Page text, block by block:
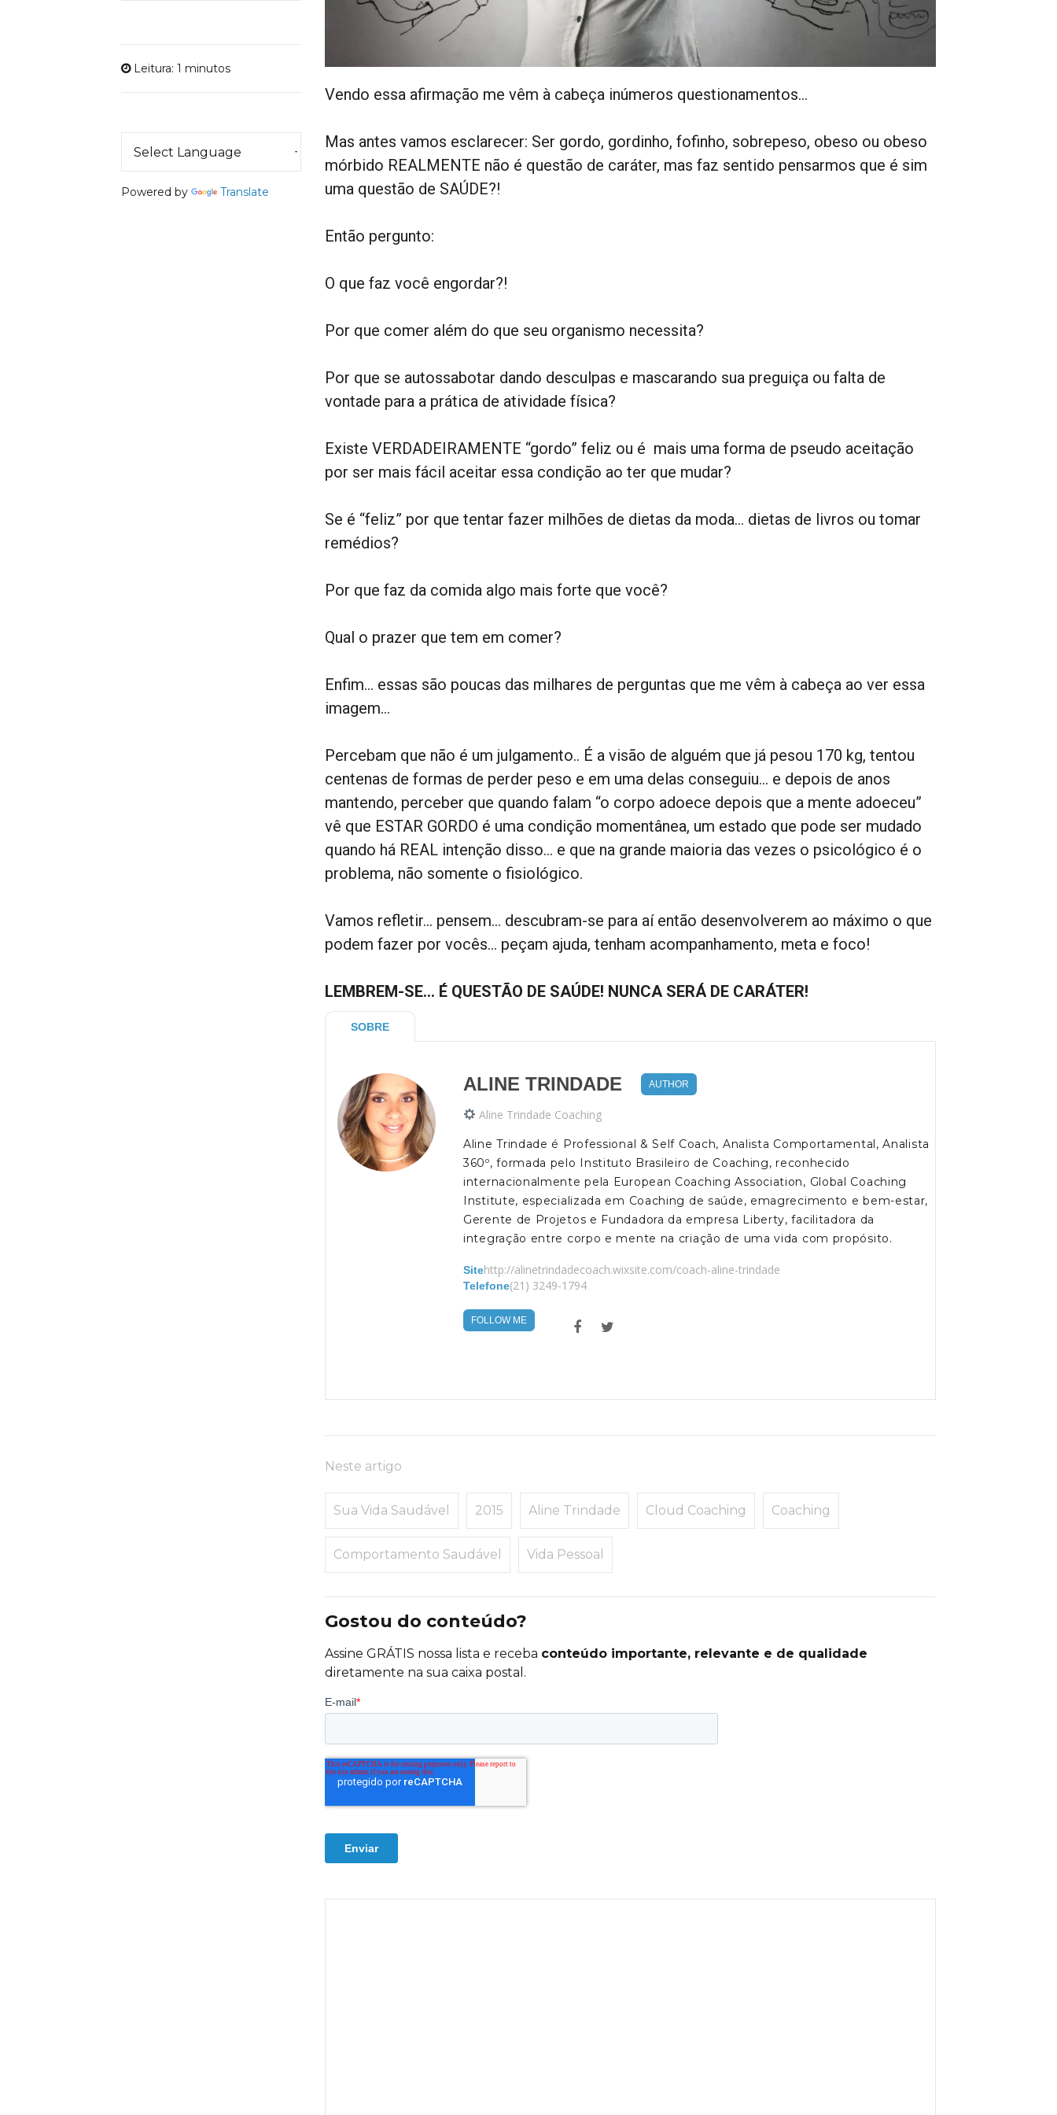
Leitura: 1 minutos
Powered by Translate
Vendo essa afirmação me vêm à cabeça inúmeros questionamentos…
Mas antes vamos esclarecer: Ser gordo, gordinho, fofinho, sobrepeso, obeso ou obeso
mórbido REALMENTE não é questão de caráter, mas faz sentido pensarmos que é sim
uma questão de SAÚDE?!
Então pergunto:
O que faz você engordar?!
Por que comer além do que seu organismo necessita?
Por que se autossabotar dando desculpas e mascarando sua preguiça ou falta de
vontade para a prática de atividade física?
Existe VERDADEIRAMENTE “gordo” feliz ou é mais uma forma de pseudo aceitação
por ser mais fácil aceitar essa condição ao ter que mudar?
Se é “feliz” por que tentar fazer milhões de dietas da moda… dietas de livros ou tomar
remédios?
Por que faz da comida algo mais forte que você?
Qual o prazer que tem em comer?
Enfim… essas são poucas das milhares de perguntas que me vêm à cabeça ao ver essa
imagem…
Percebam que não é um julgamento.. É a visão de alguém que já pesou 170 kg, tentou
centenas de formas de perder peso e em uma delas conseguiu… e depois de anos
mantendo, perceber que quando falam “o corpo adoece depois que a mente adoeceu”
vê que ESTAR GORDO é uma condição momentânea, um estado que pode ser mudado
quando há REAL intenção disso… e que na grande maioria das vezes o psicológico é o
problema, não somente o fisiológico.
Vamos refletir… pensem… descubram-se para aí então desenvolverem ao máximo o que
podem fazer por vocês… peçam ajuda, tenham acompanhamento, meta e foco!
LEMBREM-SE… É QUESTÃO DE SAÚDE! NUNCA SERÁ DE CARÁTER!
SOBRE
ALINE TRINDADE AUTHOR
Aline Trindade Coaching
Aline Trindade é Professional & Self Coach, Analista Comportamental, Analista
360º, formada pelo Instituto Brasileiro de Coaching, reconhecido
internacionalmente pela European Coaching Association, Global Coaching
Institute, especializada em Coaching de saúde, emagrecimento e bem-estar,
Gerente de Projetos e Fundadora da empresa Liberty, facilitadora da
integração entre corpo e mente na criação de uma vida com propósito.
Sitehttp://alinetrindadecoach.wixsite.com/coach-aline-trindade
Telefone(21) 3249-1794
FOLLOW ME
Neste artigo
Sua Vida Saudável 2015 Aline Trindade Cloud Coaching Coaching
Comportamento Saudável Vida Pessoal
Gostou do conteúdo?
Assine GRÁTIS nossa lista e receba conteúdo importante, relevante e de qualidade
diretamente na sua caixa postal.